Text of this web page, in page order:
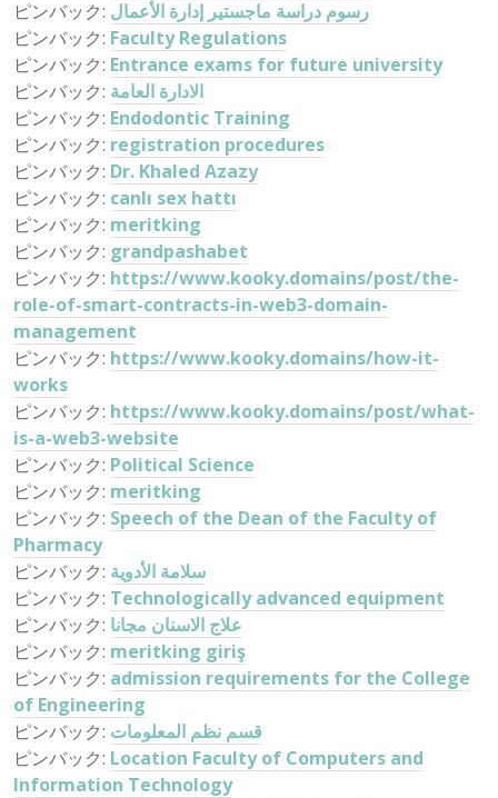
ピンバック: رسوم دراسة ماجستير إدارة الأعمال
ピンバック: Faculty Regulations
ピンバック: Entrance exams for future university
ピンバック: الادارة العامة
ピンバック: Endodontic Training
ピンバック: registration procedures
ピンバック: Dr. Khaled Azazy
ピンバック: canlı sex hattı
ピンバック: meritking
ピンバック: grandpashabet
ピンバック: https://www.kooky.domains/post/the-
role-of-smart-contracts-in-web3-domain-
management
ピンバック: https://www.kooky.domains/how-it-
works
ピンバック: https://www.kooky.domains/post/what-
is-a-web3-website
ピンバック: Political Science
ピンバック: meritking
ピンバック: Speech of the Dean of the Faculty of
Pharmacy
ピンバック: سلامة الأدوية
ピンバック: Technologically advanced equipment
ピンバック: علاج الاسنان مجانا
ピンバック: meritking giriş
ピンバック: admission requirements for the College
of Engineering
ピンバック: قسم نظم المعلومات
ピンバック: Location Faculty of Computers and
Information Technology